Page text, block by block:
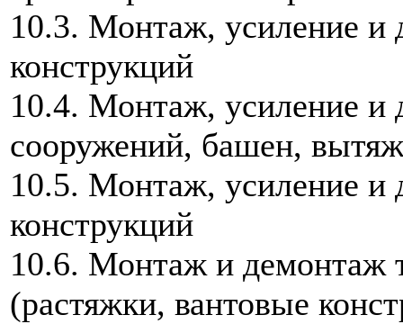
10.3. Монтаж, усиление и
конструкций
10.4. Монтаж, усиление и
сооружений, башен,
10.5. Монтаж, усиление и
конструкций
10.6. Монтаж и демонтаж
(растяжки, вантовые